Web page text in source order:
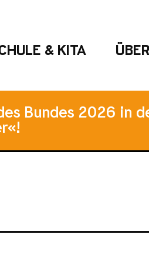
& KITA
Bundes 2026 in